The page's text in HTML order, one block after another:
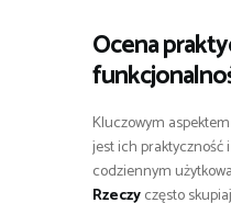
Ocena
Kluczowym
jest ich praktyczność
codziennym
Rzeczyczęsto